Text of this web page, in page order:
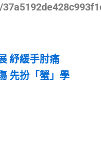
紓緩手肘痛
先扮「蟹」學